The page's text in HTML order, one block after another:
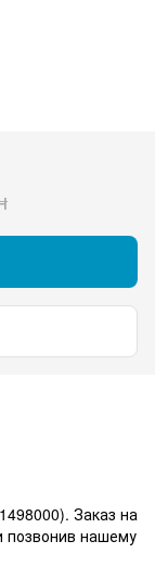
Заказ на
позвонив нашему